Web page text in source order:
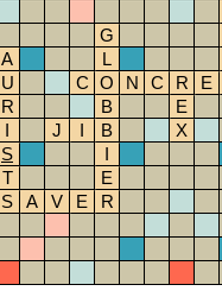
G
A
L
U
C O N C R E
R
B E
I
J I B X
S
I
T
E
S
A V E R